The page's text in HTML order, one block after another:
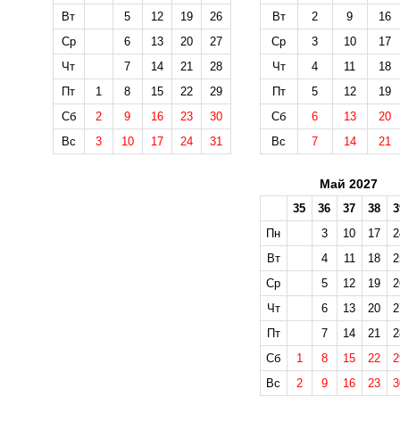
Вт
5 12 19
26
Ср
6 13 20
27
Чт
7 14 21
28
Пт
1 8 15 22
29
Сб
2 9 16 23
30
Вс
3 10 17 24 31
Вт
2 9
16
Ср
3 10
17
Чт
4 11
18
Пт
5 12
19
Сб
6 13
20
Вс
7 14 21
Май 2027
35 36 37 38
Пн
3 10 17
Вт
4 11 18
Ср
5 12 19
Чт
6 13 20
Пт
7 14 21
Сб
1 8 15 22
Вс
2 9 16 23